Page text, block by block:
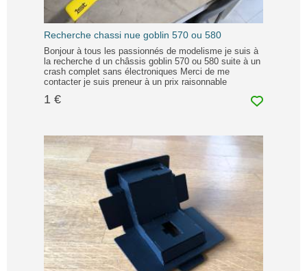
Recherche chassi nue goblin 570 ou 580
Bonjour à tous les passionnés de modelisme je suis à
la recherche d un châssis goblin 570 ou 580 suite à un
crash complet sans électroniques Merci de me
contacter je suis preneur à un prix raisonnable
1 €